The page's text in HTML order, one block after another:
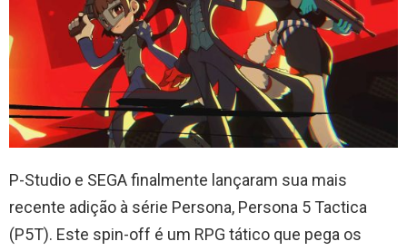
P-Studio e SEGA finalmente lançaram sua mais
recente adição à série Persona, Persona 5 Tactica
(P5T). Este spin-off é um RPG tático que pega os